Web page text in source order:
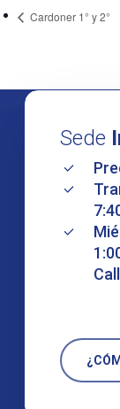
Cardoner 1° y 2°
Sede